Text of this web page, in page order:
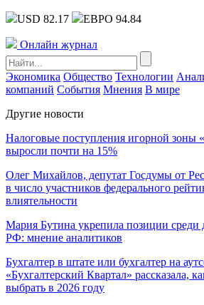
USD 82.17 ЕВРО 94.84
Онлайн журнал
Экономика Общество Технологии
компаний События Мнения В мире
Другие новости
Налоговые поступления игорной зоны
выросли почти на 15%
Олег Михайлов, депутат Госдумы от
в число участников федерального
влиятельности
Мария Бутина укрепила позиции среди
РФ: мнение аналитиков
Бухгалтер в штате или бухгалтер на
«Бухгалтерский Квартал» рассказала,
выбрать в 2026 году